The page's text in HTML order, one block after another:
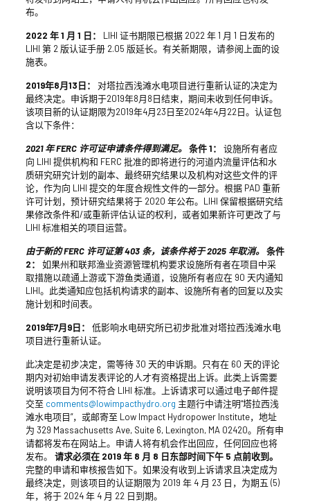
布。
2022 年 1 月 1 日：
LIHI 证书期限已根据 2022 年 1 月 1 日发布的
LIHI 第 2 版认证手册 2.05 版延长。有关新期限，请参阅上面的设
施表。
2019年8月13日：
对塔拉西浅滩水电项目进行重新认证的决定为
最终决定。申诉期于2019年8月8日结束，期间未收到任何申诉。
该项目新的认证期限为2019年4月23日至2024年4月22日。认证包
含以下条件：
2021 年 FERC 许可证申请条件得到满足。 条件 1：
设施所有者应
向 LIHI 提供机构和 FERC 批准的即将进行的河道内流量评估和水
质研究研究计划的副本、最终研究结果以及机构对这些文件的评
论，作为向 LIHI 提交的年度合规性文件的一部分。根据 PAD 重新
许可计划，预计研究结果将于 2020 年公布。LIHI 保留根据研究结
果修改条件和/或重新评估认证的权利，或者如果新许可更改了与
LIHI 标准相关的项目运营。
由于新的 FERC 许可证第 403 条，该条件将于 2025 年取消。
条件
2： 如果州和联邦渔业资源管理机构要求设施所有者在项目中采
取措施以疏通上游或下游鱼类通道，设施所有者应在 90 天内通知
LIHI。此类通知应包括机构请求的副本、设施所有者的回复以及实
施计划和时间表。
2019年7月9日：
低影响水电研究所已初步批准对塔拉西浅滩水电
项目进行重新认证。
此决定是初步决定，需等待 30 天的申诉期。只有在 60 天的评论
期内对初始申请发表评论的人才有资格提出上诉。此类上诉需要
说明该项目为何不符合 LIHI 标准。上诉请求可以通过电子邮件提
交至 comments@lowimpacthydro.org 主题行中请注明“塔拉西浅
滩水电项目”，或邮寄至 Low Impact Hydropower Institute，地址
为 329 Massachusetts Ave, Suite 6, Lexington, MA 02420。所有申
请都将发布在网站上。申请人将有机会作出回应，任何回应也将
发布。 请求必须在 2019 年 8 月 8 日东部时间下午 5 点前收到。
完整的申请和审核报告如下。如果没有收到上诉请求且决定成为
最终决定，则该项目的认证期限为 2019 年 4 月 23 日，为期五 (5)
年，将于 2024 年 4 月 22 日到期。